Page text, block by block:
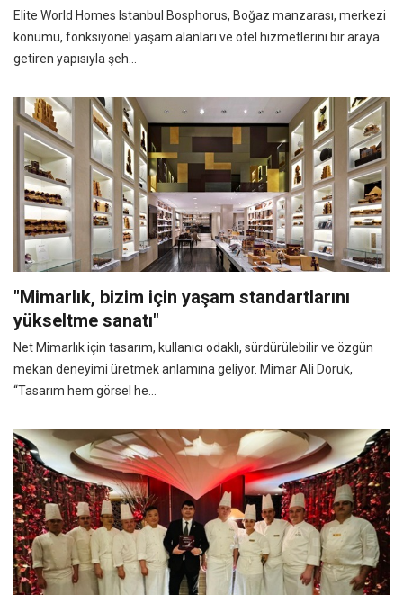
Elite World Homes Istanbul Bosphorus, Boğaz manzarası, merkezi
konumu, fonksiyonel yaşam alanları ve otel hizmetlerini bir araya
getiren yapısıyla şeh...
"Mimarlık, bizim için yaşam standartlarını
yükseltme sanatı"
Net Mimarlık için tasarım, kullanıcı odaklı, sürdürülebilir ve özgün
mekan deneyimi üretmek anlamına geliyor. Mimar Ali Doruk,
“Tasarım hem görsel he...